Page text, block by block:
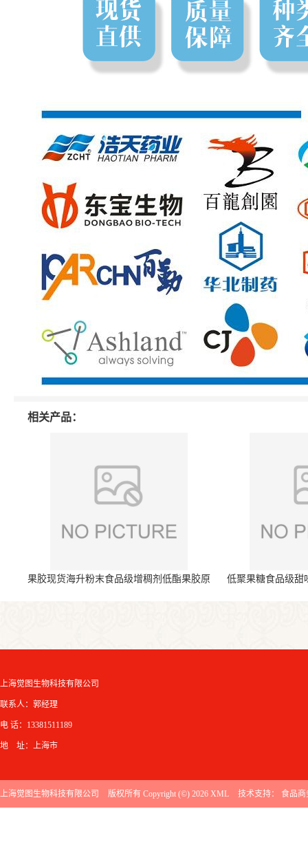
相关产品：
果胶现货海升粉末食品级增稠剂低酯果胶原
低聚果糖食品级甜
上海觉图生物科技有限公司
联系人：郭经理
电 话：13381511189
地 址：上海市
上海觉图生物科技有限公司 版权所有 Copyright (©) 2026 XML 技术支持： 食品商